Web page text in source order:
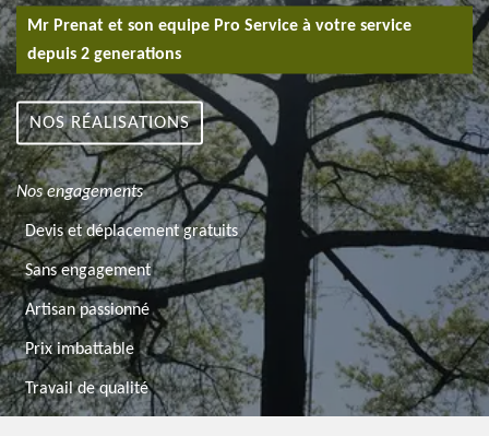
Mr Prenat et son equipe Pro Service à votre service
depuis 2 generations
NOS RÉALISATIONS
Nos engagements
Devis et déplacement gratuits
Sans engagement
Artisan passionné
Prix imbattable
Travail de qualité